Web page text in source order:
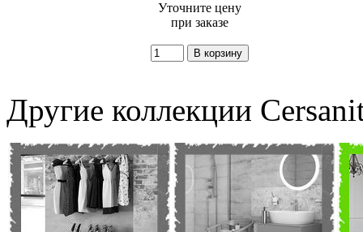
Уточните цену
при заказе
Другие коллекции